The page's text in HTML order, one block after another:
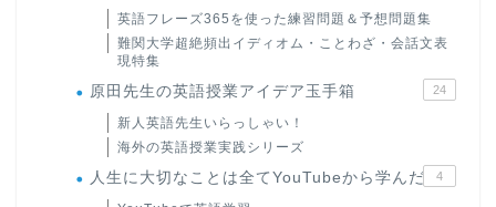
英語フレーズ365を使った練習問題＆予想問題集
難関大学超絶頻出イディオム・ことわざ・会話文表
現特集
原田先生の英語授業アイデア玉手箱 24
新人英語先生いらっしゃい！
海外の英語授業実践シリーズ
人生に大切なことは全てYouTubeから学んだ 4